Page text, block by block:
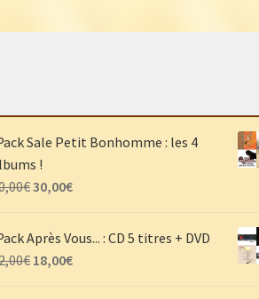
Sale Petit Bonhomme : les 4
!
€ Le
initial
était :
40,00€.
30,00€Le
Après Vous... : CD 5 titres + DVD
€ Le
18,00€Le